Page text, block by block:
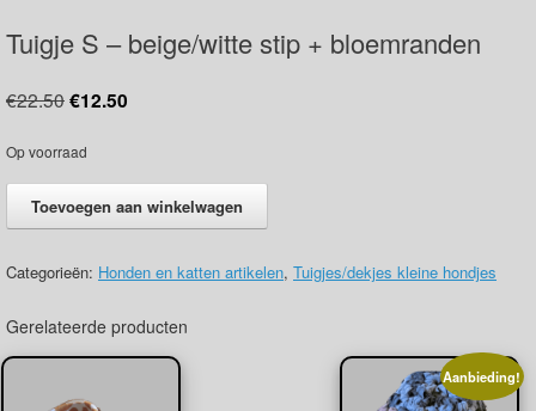
Tuigje S – beige/witte stip + bloemranden
€22.50Oorspronkelijke
was:
€22.50.
€12.50
€12.50.
Op voorraad
beige/witte
stip
bloemranden
aantal
Toevoegen aan winkelwagen
Categorieën: Honden en katten artikelen, Tuigjes/dekjes kleine hondjes
Gerelateerde producten
Aanbieding!